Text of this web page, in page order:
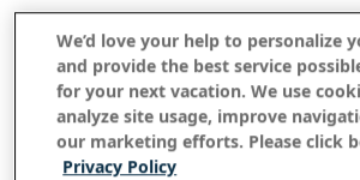
We’d love your help to personalize
and provide the best service
for your next vacation. We use
analyze site usage, improve
our marketing efforts. Please click
Privacy Policy